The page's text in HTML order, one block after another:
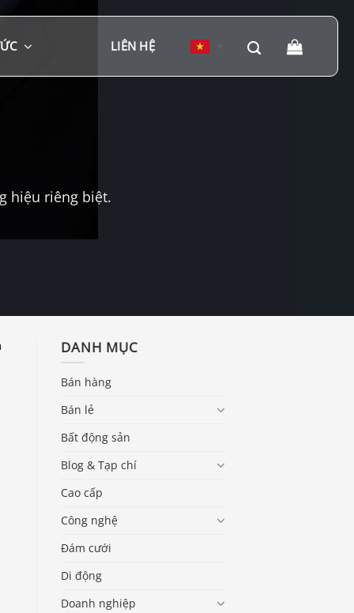
LIÊN HỆ
hiệu riêng biệt.
DANH MỤC
Bán hàng
Bán lẻ
Bất động sản
Blog & Tạp chí
Cao cấp
Công nghệ
Đám cưới
Di động
Doanh nghiệp